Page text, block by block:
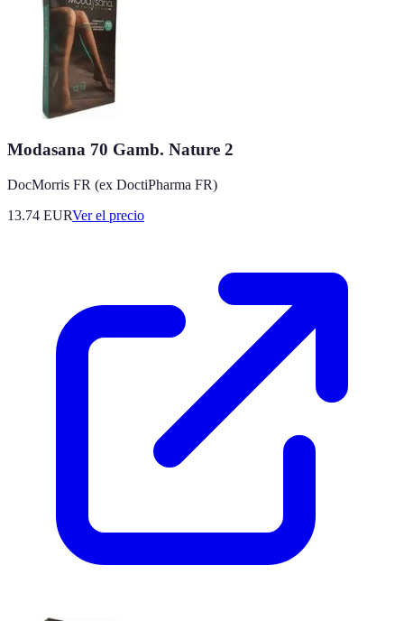
Modasana 70 Gamb. Nature 2
DocMorris FR (ex DoctiPharma FR)
13.74 EURVer el precio